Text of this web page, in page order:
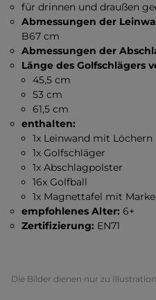
für drinnen und draußen
Abmessungen der
B67 cm
Abmessungen der
Länge des Golfschlägers
45,5 cm
53 cm
61,5 cm
enthalten:
1x Leinwand mit Löchern
1x Golfschläger
1x Abschlagpolster
16x Golfball
1x Magnettafel mit
empfohlenes Alter:6+
Zertifizierung: EN71
Die Bilder dienen nur zu